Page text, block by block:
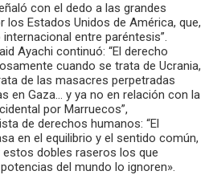
con el dedo a las grandes
los Estados Unidos de América, que,
entre paréntesis”.
Ayachi continuó: “El derecho
cuando se trata de Ucrania,
de las masacres perpetradas
en Gaza… y ya no en relación con la
por Marruecos”,
de derechos humanos: “El
en el equilibrio y el sentido común,
dobles raseros los que
del mundo lo ignoren».